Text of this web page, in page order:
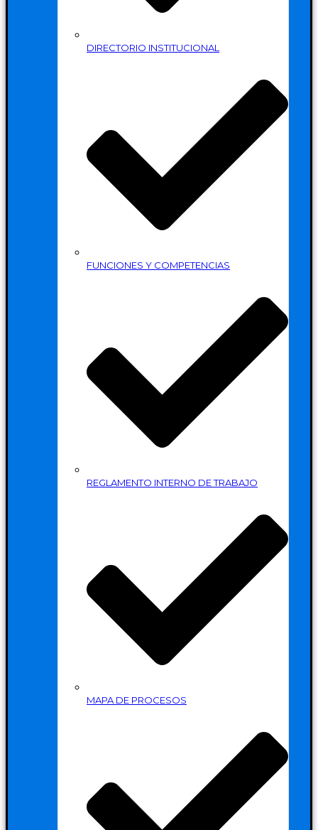
DIRECTORIO INSTITUCIONAL
FUNCIONES Y COMPETENCIAS
REGLAMENTO INTERNO DE TRABAJO
MAPA DE PROCESOS